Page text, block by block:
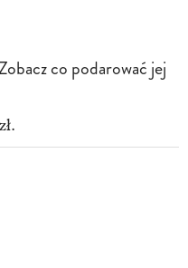
co podarować jej